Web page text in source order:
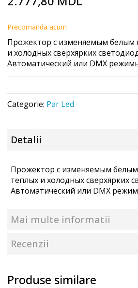
beginning
of
the
images
gallery
Precomanda acum
Прожектор с изменяемым белым
и холодных сверхярких
Автоматический или DMX
Categorie: Par Led
Detalii
Прожектор с изменяемым
теплых и холодных сверхярких
Автоматический или DMX
Mai multe informatii
Recenzii
Produse similare